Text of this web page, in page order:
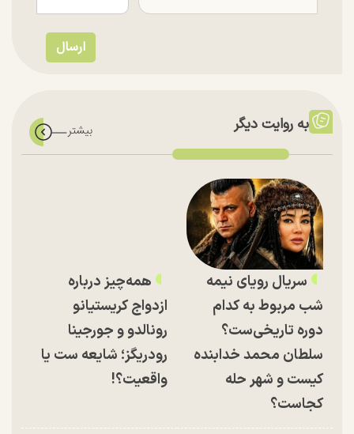
به روایت دیگر
سریال رویای نیمه
شب مربوط به کدام
دوره تاریخی‌ست؟
سلطان محمد خدابنده
کیست و شهر حله
کجاست؟
همه‌چیز درباره
ازدواج کریستیانو
رونالدو و جورجینا
رودریگز؛ شایعه ست یا
واقعیت؟!